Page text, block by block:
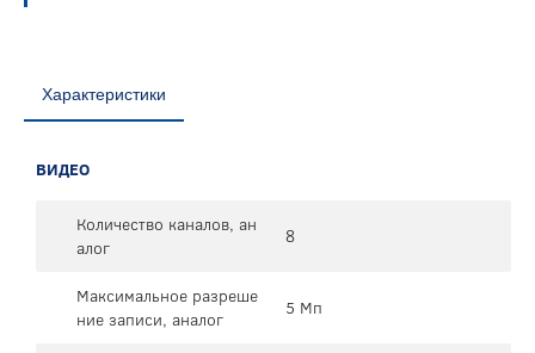
Характеристики
ВИДЕО
Количество каналов, ан
алог
8
Максимальное разреше
ние записи, аналог
5 Мп